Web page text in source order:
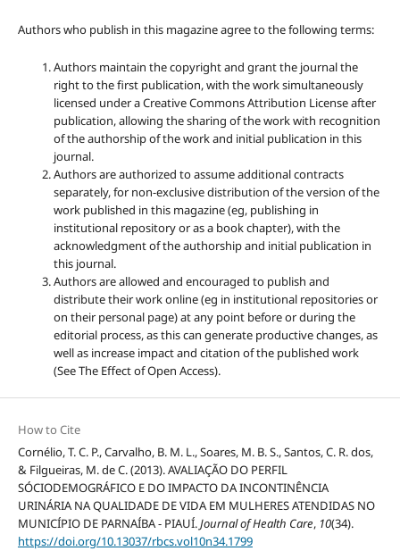
Authors who publish in this magazine agree to the following terms:
Authors maintain the copyright and grant the journal the
right to the first publication, with the work simultaneously
licensed under a Creative Commons Attribution License after
publication, allowing the sharing of the work with recognition
of the authorship of the work and initial publication in this
journal.
Authors are authorized to assume additional contracts
separately, for non-exclusive distribution of the version of the
work published in this magazine (eg, publishing in
institutional repository or as a book chapter), with the
acknowledgment of the authorship and initial publication in
this journal.
Authors are allowed and encouraged to publish and
distribute their work online (eg in institutional repositories or
on their personal page) at any point before or during the
editorial process, as this can generate productive changes, as
well as increase impact and citation of the published work
(See The Effect of Open Access).
How to Cite
Cornélio, T. C. P., Carvalho, B. M. L., Soares, M. B. S., Santos, C. R. dos,
& Filgueiras, M. de C. (2013). AVALIAÇÃO DO PERFIL
SÓCIODEMOGRÁFICO E DO IMPACTO DA INCONTINÊNCIA
URINÁRIA NA QUALIDADE DE VIDA EM MULHERES ATENDIDAS NO
MUNICÍPIO DE PARNAÍBA - PIAUÍ.Journal of Health Care, 10(34).
https://doi.org/10.13037/rbcs.vol10n34.1799